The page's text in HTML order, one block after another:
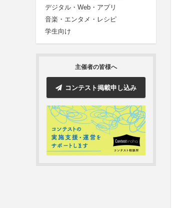
デジタル・Web・アプリ
音楽・エンタメ・レシピ
学生向け
主催者の皆様へ
コンテスト掲載申し込み